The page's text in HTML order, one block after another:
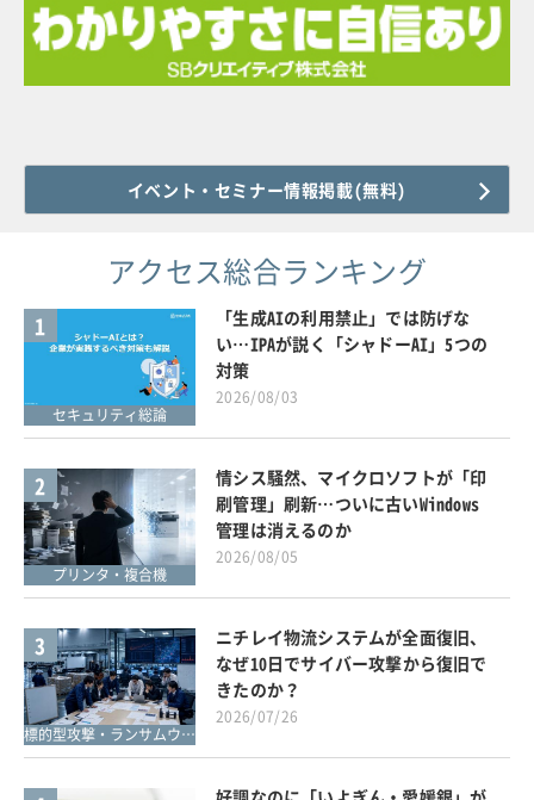
イベント・セミナー情報掲載(無料)
アクセス総合ランキング
1
セキュリティ総論
「生成AIの利用禁止」では防げな
い…IPAが説く「シャドーAI」5つの
対策
2026/08/03
2
プリンタ・複合機
情シス騒然、マイクロソフトが「印
刷管理」刷新…ついに古いWindows
管理は消えるのか
2026/08/05
3
標的型攻撃・ランサムウェア対策
ニチレイ物流システムが全面復旧、
なぜ10日でサイバー攻撃から復旧で
きたのか？
2026/07/26